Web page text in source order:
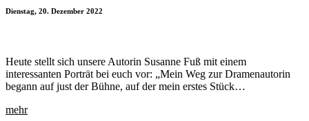
Dienstag, 20. Dezember 2022
Heute stellt sich unsere Autorin Susanne Fuß mit einem
interessanten Porträt bei euch vor: „Mein Weg zur Dramenautorin
begann auf just der Bühne, auf der mein erstes Stück…
mehr